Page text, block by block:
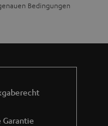
Bedingungen
Garantie